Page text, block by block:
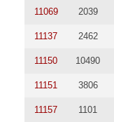
11069 2039
11137 2462
11150 10490
11151 3806
11157 1101